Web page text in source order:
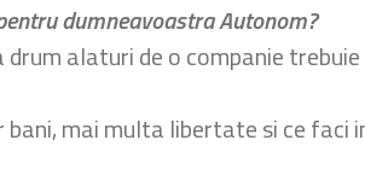
dumneavoastra Autonom?
drum alaturi de o companie
bani, mai multa libertate si ce